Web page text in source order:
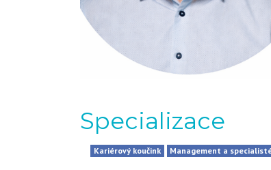
Specializace
Kariérový koučink Management a